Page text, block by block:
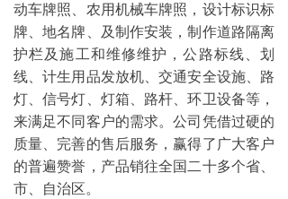
动车牌照、农用机械车牌照，设计标识标
牌、地名牌、及制作安装，制作道路隔离
护栏及施工和维修维护，公路标线、划
线、计生用品发放机、交通安全设施、路
灯、信号灯、灯箱、路杆、环卫设备等，
来满足不同客户的需求。公司凭借过硬的
质量、完善的售后服务，赢得了广大客户
的普遍赞誉，产品销往全国二十多个省、
市、自治区。